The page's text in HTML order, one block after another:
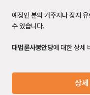
예정인 분의 거주지나 장지
수 있습니다.
대법륜사봉안당에 대한 상세
상세